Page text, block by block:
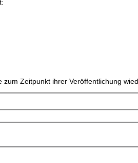
Zeitpunkt ihrer Veröffentlichung